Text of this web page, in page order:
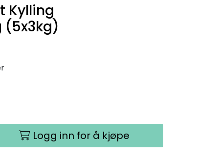
Kylling
Logg inn for å kjøpe